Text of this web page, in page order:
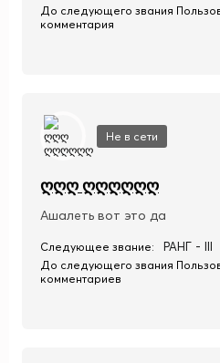
До следующего звания
комментария
Не в сети
ღღღ ღღღღღღ
Ашалеть вот это да
Следующее звание: РАНГ - III
До следующего звания
комментариев